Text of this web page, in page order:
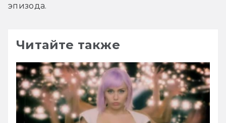
эпизода.
Читайте также